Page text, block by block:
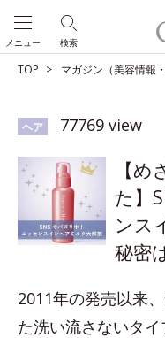
検索
メニュー
TOP マガジン（美容情報
ヘア 77769 view
【
た】
ンス
秘密
2011年の発売以来
た洗い流さないタ